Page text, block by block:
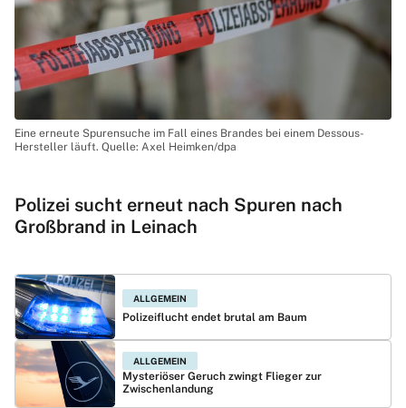
Eine erneute Spurensuche im Fall eines Brandes bei einem Dessous-
Hersteller läuft. Quelle: Axel Heimken/dpa
Polizei sucht erneut nach Spuren nach
Großbrand in Leinach
ALLGEMEIN
Polizeiflucht endet brutal am Baum
ALLGEMEIN
Mysteriöser Geruch zwingt Flieger zur
Zwischenlandung